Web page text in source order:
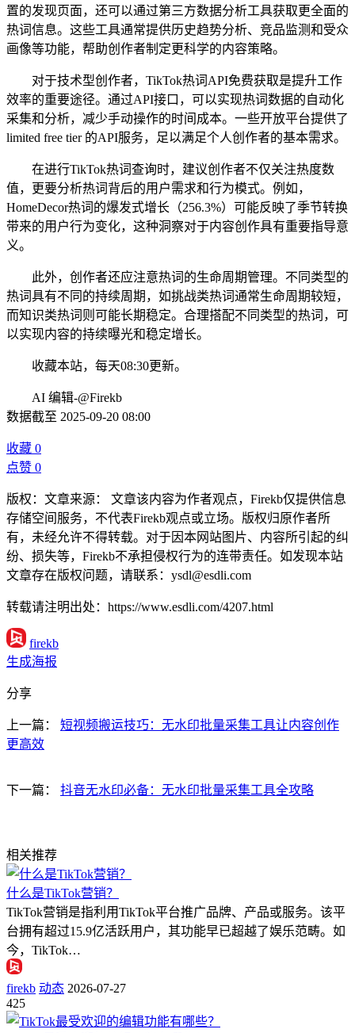
置的发现页面，还可以通过第三方数据分析工具获取更全面的
热词信息。这些工具通常提供历史趋势分析、竞品监测和受众
画像等功能，帮助创作者制定更科学的内容策略。
对于技术型创作者，TikTok热词API免费获取是提升工作
效率的重要途径。通过API接口，可以实现热词数据的自动化
采集和分析，减少手动操作的时间成本。一些开放平台提供了
limited free tier 的API服务，足以满足个人创作者的基本需求。
在进行TikTok热词查询时，建议创作者不仅关注热度数
值，更要分析热词背后的用户需求和行为模式。例如，
HomeDecor热词的爆发式增长（256.3%）可能反映了季节转换
带来的用户行为变化，这种洞察对于内容创作具有重要指导意
义。
此外，创作者还应注意热词的生命周期管理。不同类型的
热词具有不同的持续周期，如挑战类热词通常生命周期较短，
而知识类热词则可能长期稳定。合理搭配不同类型的热词，可
以实现内容的持续曝光和稳定增长。
收藏本站，每天08:30更新。
AI 编辑-@Firekb
数据截至 2025-09-20 08:00
收藏 0
点赞 0
版权：文章来源： 文章该内容为作者观点，Firekb仅提供信息
存储空间服务，不代表Firekb观点或立场。版权归原作者所
有，未经允许不得转载。对于因本网站图片、内容所引起的纠
纷、损失等，Firekb不承担侵权行为的连带责任。如发现本站
文章存在版权问题，请联系：ysdl@esdli.com
转载请注明出处：https://www.esdli.com/4207.html
firekb
生成海报
分享
上一篇：
短视频搬运技巧：无水印批量采集工具让内容创作
更高效
下一篇： 抖音无水印必备：无水印批量采集工具全攻略
相关推荐
什么是TikTok营销？
TikTok营销是指利用TikTok平台推广品牌、产品或服务。该平
台拥有超过15.9亿活跃用户，其功能早已超越了娱乐范畴。如
今，TikTok…
firekb 动态 2026-07-27
425